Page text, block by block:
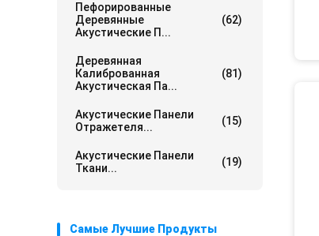
Пефорированные
Деревянные
Акустические П...
(62)
Деревянная
Калиброванная
Акустическая Па...
(81)
Акустические Панели
Отражетеля...
(15)
Акустические Панели
Ткани...
(19)
Самые Лучшие Продукты